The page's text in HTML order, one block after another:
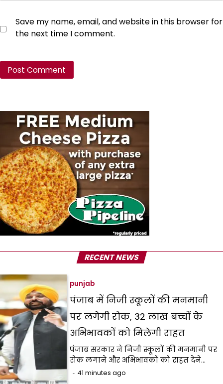
Save my name, email, and website in this browser for
the next time I comment.
RECENT NEWS
punjab
पंजाब में निजी स्कूलों की मनमानी
पर लगेगी रोक, 32 लाख बच्चों के
अभिभावकों को मिलेगी राहत
पंजाब सरकार ने निजी स्कूलों की मनमानी पर
रोक लगाने और अभिभावकों को राहत देने…
41 minutes ago